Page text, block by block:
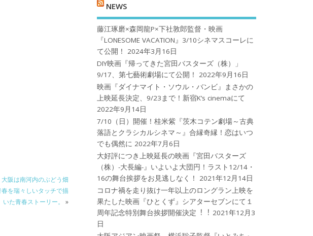
阪は南河内のぶどう畑
を瑞々しいタッチで描
いた青春ストーリー。
»
NEWS
藤江琢磨×森岡龍P×下社敦郎監督・映画
『LONESOME VACATION』3/10シネマスコーレに
て公開！
2024年3月16日
DIY映画『帰ってきた宮田バスターズ（株）」
9/17、第七藝術劇場にて公開！
2022年9月16日
映画『ダイナマイト・ソウル・バンビ』まさかの
上映延長決定、9/23まで！新宿K’s cinemaにて
2022年9月14日
7/10（日）開催！桂米紫『茨木コテン劇場～古典
落語とクラシカルシネマ～』合縁奇縁！恋はいつ
でも偶然に 2022年7月6日
大好評につき上映延長の映画『宮田バスターズ
（株）-大長編-』いよいよ大団円！ラスト12/14・
16の舞台挨拶をお見逃しなく！
2021年12月14日
コロナ禍を⾛り抜け⼀年以上のロングラン上映を
果たした映画『ひとくず』シアターセブンにて１
周年記念特別舞台挨拶開催決定︕︕ 2021年12月3
日